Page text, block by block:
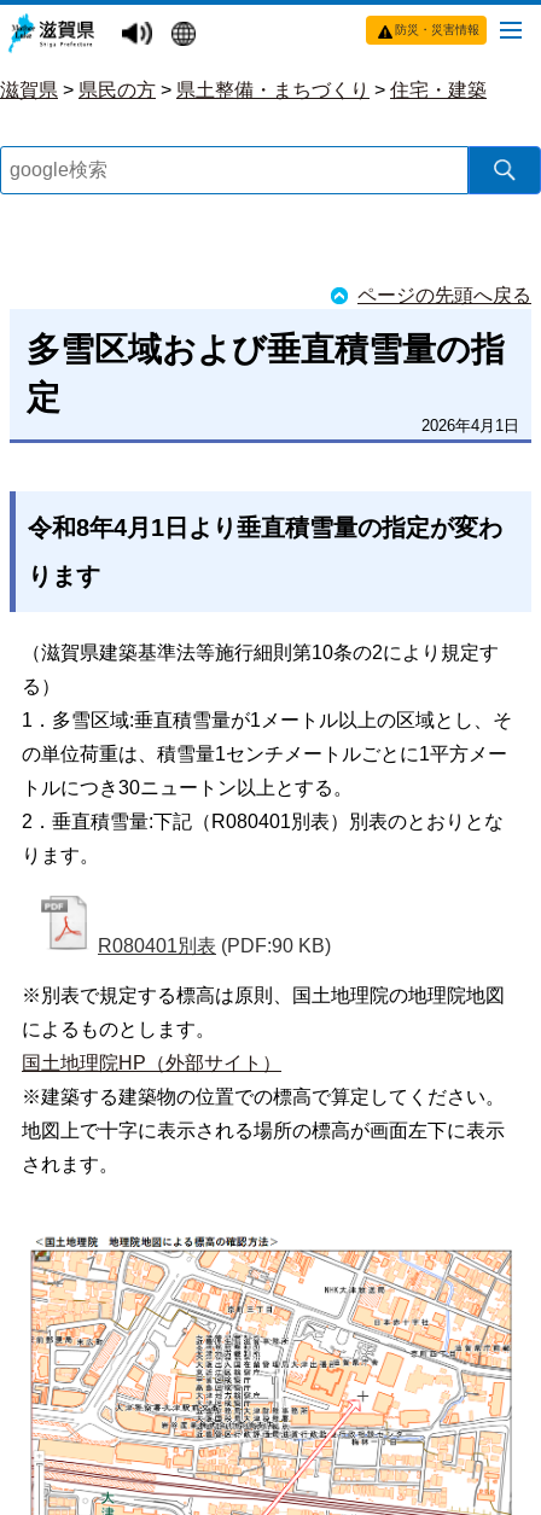
防災・災害情報
滋賀県 > 県民の方 > 県土整備・まちづくり > 住宅・建築
ページの先頭へ戻る
多雪区域および垂直積雪量の指
定
2026年4月1日
令和8年4月1日より垂直積雪量の指定が変わ
ります
（滋賀県建築基準法等施行細則第10条の2により規定す
る）
1．多雪区域:垂直積雪量が1メートル以上の区域とし、そ
の単位荷重は、積雪量1センチメートルごとに1平方メー
トルにつき30ニュートン以上とする。
2．垂直積雪量:下記（R080401別表）別表のとおりとな
ります。
R080401別表 (PDF:90 KB)
※別表で規定する標高は原則、国土地理院の地理院地図
によるものとします。
国土地理院HP（外部サイト）
※建築する建築物の位置での標高で算定してください。
地図上で十字に表示される場所の標高が画面左下に表示
されます。